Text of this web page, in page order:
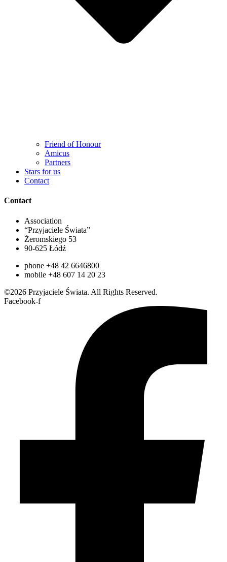
Friend of Honour
Amicus
Partners
Stars for us
Contact
Contact
Association
“Przyjaciele Świata”
Żeromskiego 53
90-625 Łódź
phone +48 42 6646800
mobile +48 607 14 20 23
©2026 Przyjaciele Świata. All Rights Reserved.
Facebook-f